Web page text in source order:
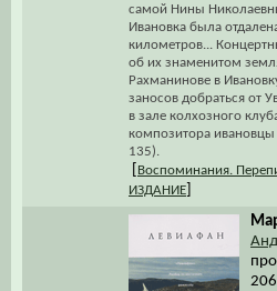
самой Нины
Ивановка была
километров...
об их знаменитом
Рахманинове в
заносов добраться от
в зале колхозного
композитора
135).
Воспоминания.
ИЗДАНИЕ